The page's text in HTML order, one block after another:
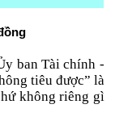
ban Tài chính -
tiêu được” là
không riêng gì